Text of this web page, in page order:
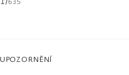
UPOZORNĚNÍ